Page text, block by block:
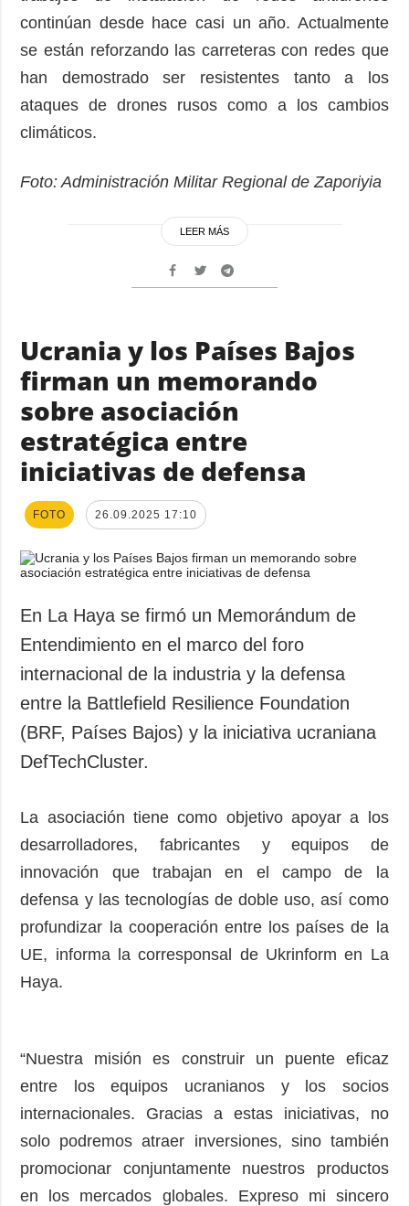
continúan desde hace casi un año. Actualmente
se están reforzando las carreteras con redes que
han demostrado ser resistentes tanto a los
ataques de drones rusos como a los cambios
climáticos.
Foto: Administración Militar Regional de Zaporiyia
LEER MÁS
Ucrania y los Países Bajos
firman un memorando
sobre asociación
estratégica entre
iniciativas de defensa
FOTO 26.09.2025 17:10
En La Haya se firmó un Memorándum de
Entendimiento en el marco del foro
internacional de la industria y la defensa
entre la Battlefield Resilience Foundation
(BRF, Países Bajos) y la iniciativa ucraniana
DefTechCluster.
La asociación tiene como objetivo apoyar a los
desarrolladores, fabricantes y equipos de
innovación que trabajan en el campo de la
defensa y las tecnologías de doble uso, así como
profundizar la cooperación entre los países de la
UE, informa la corresponsal de Ukrinform en La
Haya.
“Nuestra misión es construir un puente eficaz
entre los equipos ucranianos y los socios
internacionales. Gracias a estas iniciativas, no
solo podremos atraer inversiones, sino también
promocionar conjuntamente nuestros productos
en los mercados globales. Expreso mi sincero